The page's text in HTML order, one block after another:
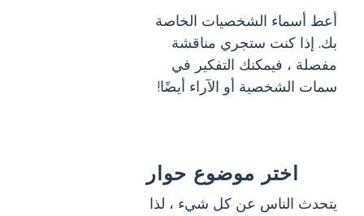
أعط أسماء الشخصيات الخاصة
بك. إذا كنت ستجري مناقشة
مفصلة ، فيمكنك التفكير في
سمات الشخصية أو الآراء أيضًا!
اختر موضوع حوار
يتحدث الناس عن كل شيء ، لذا